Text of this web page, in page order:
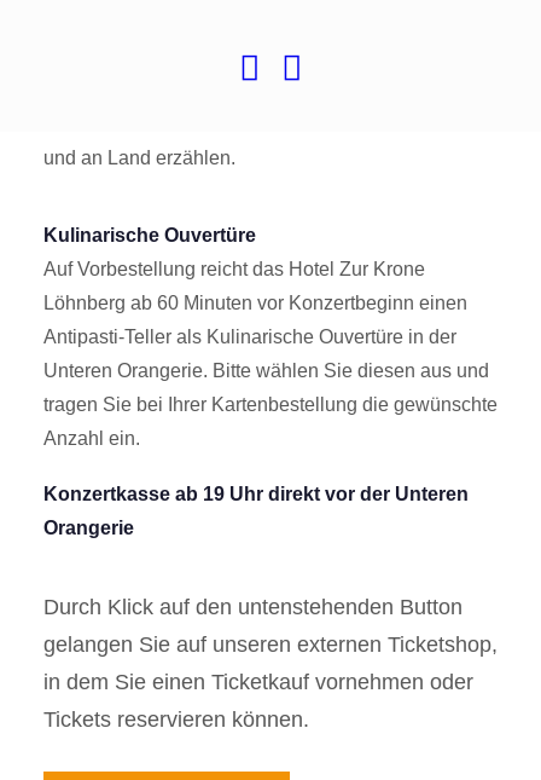
Piraten zu beliebten Theaterfiguren, für die
und an Land erzählen.
Kulinarische Ouvertüre
Auf Vorbestellung reicht das Hotel Zur Krone
Löhnberg ab 60 Minuten vor Konzertbeginn einen
Antipasti-Teller als Kulinarische Ouvertüre in der
Unteren Orangerie. Bitte wählen Sie diesen aus und
tragen Sie bei Ihrer Kartenbestellung die gewünschte
Anzahl ein.
Konzertkasse ab 19 Uhr direkt vor der Unteren
Orangerie
Durch Klick auf den untenstehenden Button
gelangen Sie auf unseren externen Ticketshop,
in dem Sie einen Ticketkauf vornehmen oder
Tickets reservieren können.